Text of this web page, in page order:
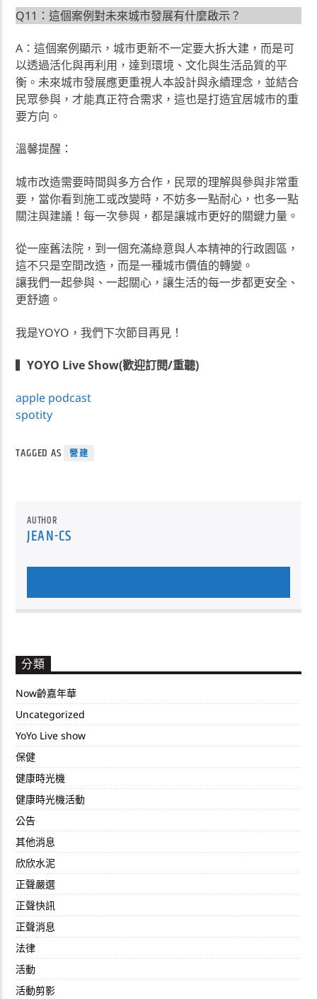
Q11：這個案例對未來城市發展有什麼啟示？
A：這個案例顯示，城市更新不一定要大拆大建，而是可
以透過活化與再利用，達到環境、文化與生活品質的平
衡。未來城市發展應更重視人本設計與永續理念，並結合
民眾參與，才能真正符合需求，這也是打造宜居城市的重
要方向。
溫馨提醒：
城市改造需要時間與多方合作，民眾的理解與參與非常重
要，當你看到施工或改變時，不妨多一點耐心，也多一點
關注與建議！每一次參與，都是讓城市更好的關鍵力量。
從一座舊法院，到一個充滿綠意與人本精神的行政園區，
這不只是空間改造，而是一種城市價值的轉變。
讓我們一起參與、一起關心，讓生活的每一步都更安全、
更舒適。
我是YOYO，我們下次節目再見！
▍YOYO Live Show(歡迎訂閱/重聽)
apple podcast
spotity
TAGGED AS 營建
AUTHOR
JEAN-CS
分類
Now齡嘉年華
Uncategorized
YoYo Live show
保健
健康時光機
健康時光機活動
公告
其他消息
欣欣水泥
正聲嚴選
正聲快訊
正聲消息
法律
活動
活動剪影